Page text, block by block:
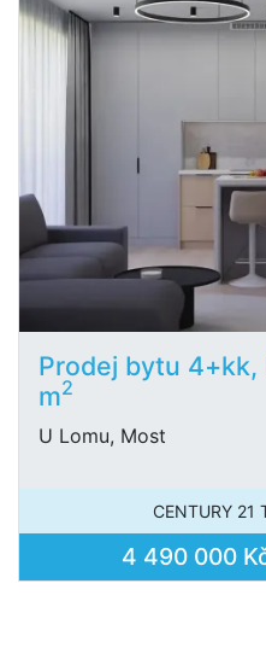
Prodej bytu 4+kk,
m2
U Lomu, Most
CENTURY 21
4 490 000